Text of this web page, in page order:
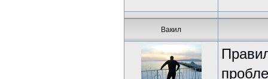
Вакил